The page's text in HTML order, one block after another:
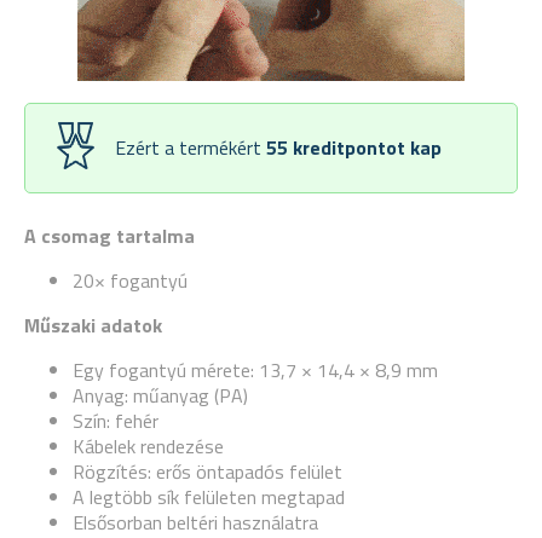
A csomag tartalma
20× fogantyú
Műszaki adatok
Egy fogantyú mérete: 13,7 × 14,4 × 8,9 mm
Anyag: műanyag (PA)
Szín: fehér
Kábelek rendezése
Rögzítés: erős öntapadós felület
A legtöbb sík felületen megtapad
Elsősorban beltéri használatra
Ezért a termékért 55 kreditpontot kap